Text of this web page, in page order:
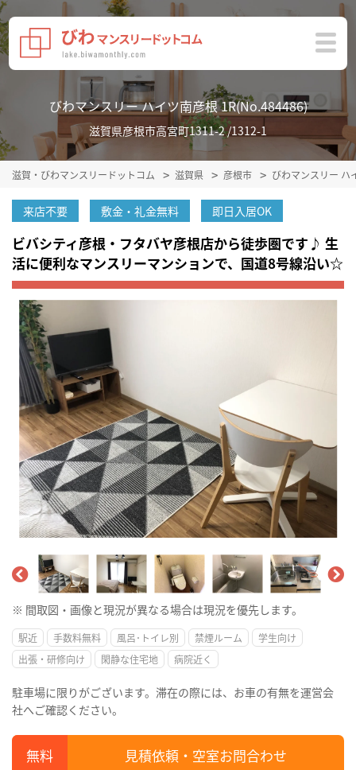
びわマンスリー ハイツ南彦根 1R(No.484486)
滋賀県彦根市高宮町1311-2 /1312-1
滋賀・びわマンスリードットコム 滋賀県 彦根市 びわマンスリー ハ
来店不要 敷金・礼金無料 即日入居OK
ビバシティ彦根・フタバヤ彦根店から徒歩圏です♪ 生
活に便利なマンスリーマンションで、国道8号線沿い☆
※ 間取図・画像と現況が異なる場合は現況を優先します。
駅近 手数料無料 風呂･トイレ別 禁煙ルーム
学生向け
出張・研修向け
閑静な住宅地 病院近く
駐車場に限りがございます。滞在の際には、お車の有無を運営会
社へご確認ください。
見積依頼・空室お問合わせ